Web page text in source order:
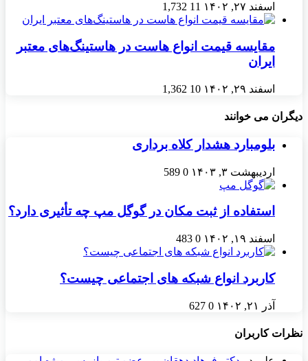
اسفند ۲۷, ۱۴۰۲ 11
1,732
مقایسه قیمت انواع هاست در هاستینگ‌های معتبر
ایران
اسفند ۲۹, ۱۴۰۲ 10
1,362
دیگران می خوانند
بلومبارد هشدار کلاه برداری
اردیبهشت ۳, ۱۴۰۳ 0
589
استفاده از ثبت مکان در گوگل مپ چه تأثیری دارد؟
اسفند ۱۹, ۱۴۰۲ 0
483
کاربرد انواع شبکه های اجتماعی چیست؟
آذر ۲۱, ۱۴۰۲ 0
627
نظرات کاربران